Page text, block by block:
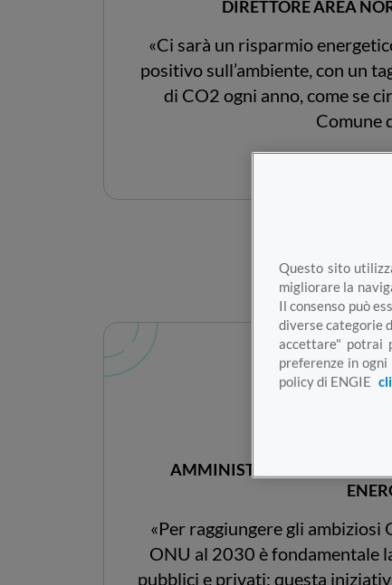
DIRETTORE AREA
«Ci sarà un risparmio
positivo sull’ambiente, con un
di CO2 ogni anno, come se
Comune
Vai al
AMMINISTRATORE
«Per raggiungere gli
ONU al 2030 è fondamentale
pubblici e privati: questa
Questo sito
migliorare la
Il consenso può
diverse categorie
accettare" potrai
preferenze in ogni
policy di ENGIE